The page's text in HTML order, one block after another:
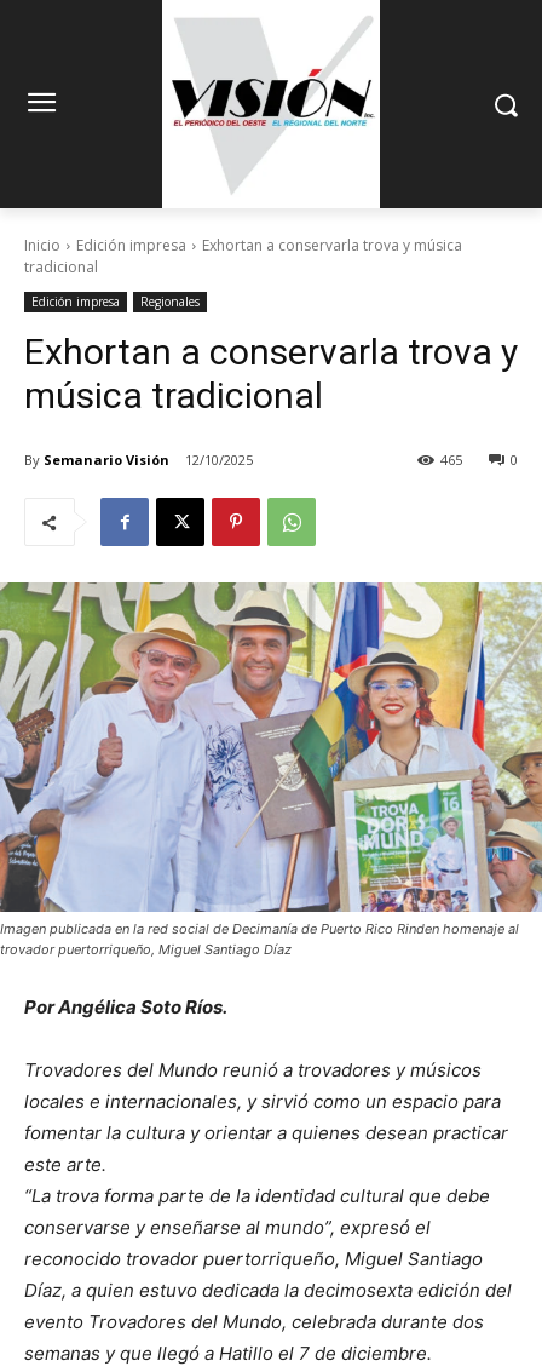
Inicio Edición impresa
Exhortan a conservarla trova y música
tradicional
Edición impresa Regionales
Exhortan a conservarla trova y
música tradicional
By Semanario Visión 12/10/2025 0
465
Imagen publicada en la red social de Decimanía de Puerto Rico Rinden homenaje al
trovador puertorriqueño, Miguel Santiago Díaz
Por Angélica Soto Ríos.
Trovadores del Mundo reunió a trovadores y músicos
locales e internacionales, y sirvió como un espacio para
fomentar la cultura y orientar a quienes desean practicar
este arte.
“La trova forma parte de la identidad cultural que debe
conservarse y enseñarse al mundo”, expresó el
reconocido trovador puertorriqueño, Miguel Santiago
Díaz, a quien estuvo dedicada la decimosexta edición del
evento Trovadores del Mundo, celebrada durante dos
semanas y que llegó a Hatillo el 7 de diciembre.